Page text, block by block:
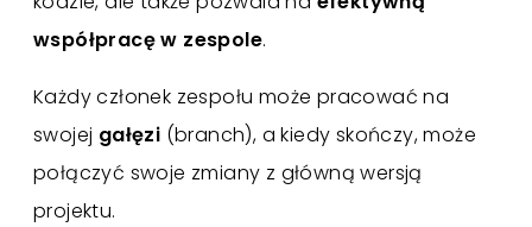
współpracę w zespole.
Każdy członek zespołu może pracować na
swojej gałęzi (branch), a kiedy skończy, może
połączyć swoje zmiany z główną wersją
projektu.